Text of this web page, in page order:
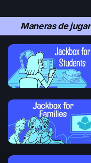
Maneras de jugar